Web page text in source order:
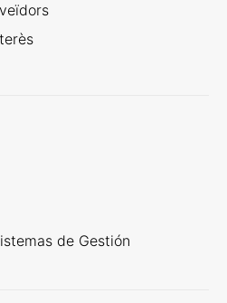
de Gestión